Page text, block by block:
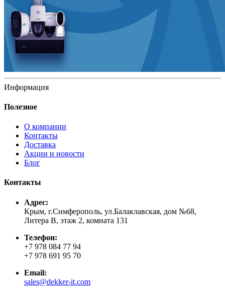
Информация
Полезное
О компании
Контакты
Доставка
Акции и новости
Блог
Контакты
Адрес:
Крым, г.Симферополь, ул.Балаклавская, дом №68,
Литера В, этаж 2, комната 131
Телефон:
+7 978 084 77 94
+7 978 691 95 70
Email:
sales@dekker-it.com